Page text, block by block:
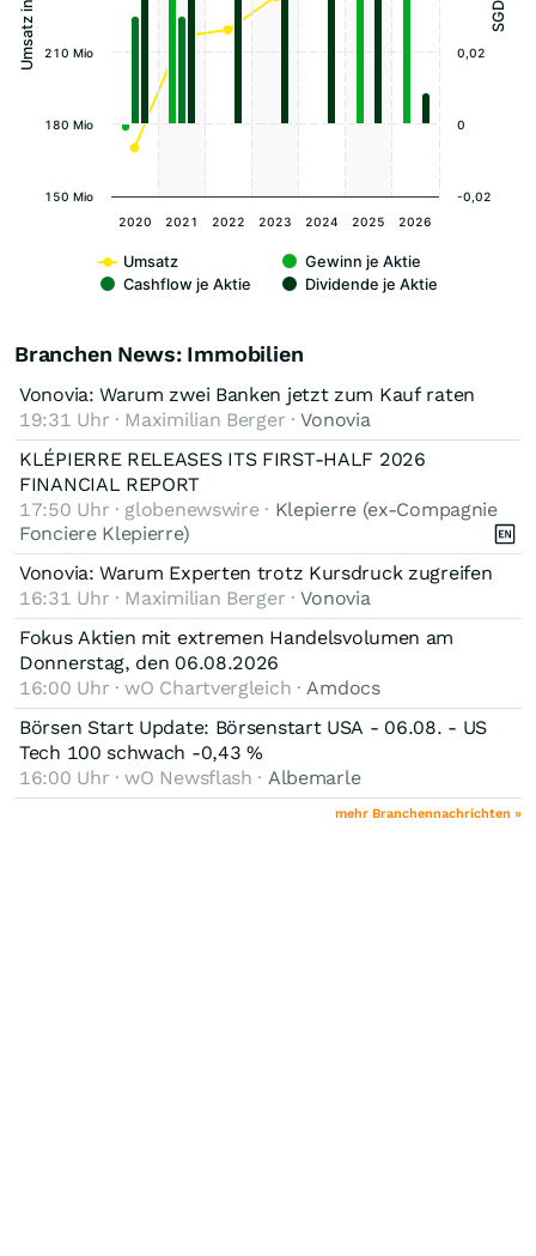
SGD
Umsatz
Gewinn je Aktie
Cashflow je Aktie
Dividende je Aktie
2020 2021 2022 2023 2024 2025 2026
150 Mio
180 Mio
210 Mio
-0,02
0
0,02
Branchen News: Immobilien
Vonovia: Warum zwei Banken jetzt zum Kauf raten
19:31 Uhr · Maximilian Berger ·Vonovia
KLÉPIERRE RELEASES ITS FIRST-HALF 2026
FINANCIAL REPORT
17:50 Uhr · globenewswire · Klepierre (ex-Compagnie
Fonciere Klepierre)
Vonovia: Warum Experten trotz Kursdruck zugreifen
16:31 Uhr · Maximilian Berger ·Vonovia
Fokus Aktien mit extremen Handelsvolumen am
Donnerstag, den 06.08.2026
16:00 Uhr · wO Chartvergleich · Amdocs
Börsen Start Update: Börsenstart USA - 06.08. - US
Tech 100 schwach -0,43 %
16:00 Uhr · wO Newsflash · Albemarle
mehr Branchennachrichten »